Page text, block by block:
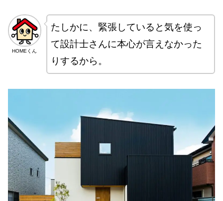
HOMEくん
たしかに、緊張していると気を使っ
て設計士さんに本心が言えなかった
りするから。